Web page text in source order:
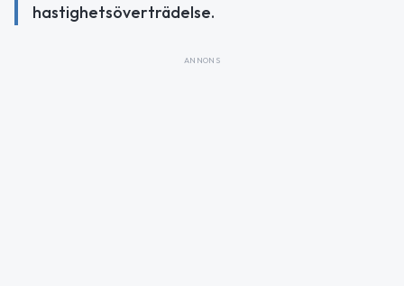
hastighetsöverträdelse.
ANNONS